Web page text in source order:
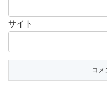
サイト